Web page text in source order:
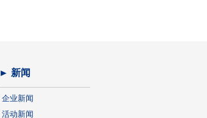
► 新闻
企业新闻
活动新闻